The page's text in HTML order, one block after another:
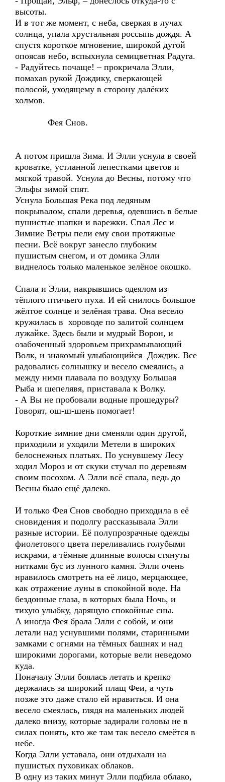
высоты.
И в тот же момент, с неба, сверкая в лучах
солнца, упала хрустальная россыпь дождя. А
спустя короткое мгновение, широкой дугой
опоясав небо, вспыхнула семицветная Радуга.
- Радуйтесь почаще! – прокричала Элли,
помахав рукой Дождику, сверкающей
полосой, уходящему в сторону далёких
холмов.
Фея Снов.
А потом пришла Зима. И Элли уснула в своей
кроватке, устланной лепестками цветов и
мягкой травой. Уснула до Весны, потому что
Эльфы зимой спят.
Уснула Большая Река под ледяным
покрывалом, спали деревья, одевшись в белые
пушистые шапки и варежки. Спал Лес и
Зимние Ветры пели ему свои протяжные
песни. Всё вокруг занесло глубоким
пушистым снегом, и от домика Элли
виднелось только маленькое зелёное окошко.
Спала и Элли, накрывшись одеялом из
тёплого птичьего пуха. И ей снилось большое
жёлтое солнце и зелёная трава. Она весело
кружилась в хороводе по залитой солнцем
лужайке. Здесь были и мудрый Ворон, и
озабоченный здоровьем прихрамывающий
Волк, и знакомый улыбающийся Дождик. Все
радовались солнышку и весело смеялись, а
между ними плавала по воздуху Большая
Рыба и шепелявя, приставала к Волку.
- А Вы не пробовали водные прошедуры?
Говорят, ош-ш-шень помогает!
Короткие зимние дни сменяли один другой,
приходили и уходили Метели в широких
белоснежных платьях. По уснувшему Лесу
ходил Мороз и от скуки стучал по деревьям
своим посохом. А Элли всё спала, ведь до
Весны было ещё далеко.
И только Фея Снов свободно приходила в её
сновидения и подолгу рассказывала Элли
разные истории. Её полупрозрачные одежды
фиолетового цвета переливались голубыми
искрами, а тёмные длинные волосы стянуты
нитками бус из лунного камня. Элли очень
нравилось смотреть на её лицо, мерцающее,
как отражение луны в спокойной воде. На
бездонные глаза, в которых была Ночь, и
тихую улыбку, дарящую спокойные сны.
А иногда Фея брала Элли с собой, и они
летали над уснувшими полями, старинными
замками с огнями на тёмных башнях и над
широкими дорогами, которые вели неведомо
куда.
Поначалу Элли боялась летать и крепко
держалась за широкий плащ Феи, а чуть
позже это даже стало ей нравиться. И она
весело смеялась, глядя на маленьких людей
далеко внизу, которые задирали головы не в
силах понять, кто же там так весело смеётся в
небе.
Когда Элли уставала, они отдыхали на
пушистых пуховиках облаков.
В одну из таких минут Элли подбила облако,